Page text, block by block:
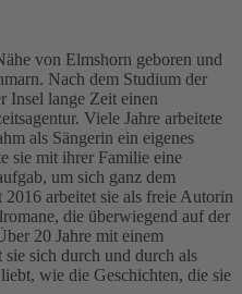
von Elmshorn geboren und
Nach dem Studium der
Insel lange Zeit einen
Viele Jahre arbeitete
als Sängerin ein eigenes
sie mit ihrer Familie eine
um sich ganz dem
arbeitet sie als freie Autorin
die überwiegend auf der
20 Jahre mit einem
sie sich durch und durch als
wie die Geschichten, die sie